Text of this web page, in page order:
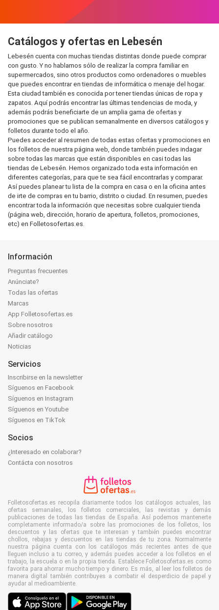
Catálogos y ofertas en Lebesén
Lebesén cuenta con muchas tiendas distintas donde puede comprar
con gusto. Y no hablamos sólo de realizar la compra familiar en
supermercados, sino otros productos como ordenadores o muebles
que puedes encontrar en tiendas de informática o menaje del hogar.
Esta ciudad también es conocida por tener tiendas únicas de ropa y
zapatos. Aquí podrás encontrar las últimas tendencias de moda, y
además podrás beneficiarte de un amplia gama de ofertas y
promociones que se publican semanalmente en diversos catálogos y
folletos durante todo el año.
Puedes acceder al resumen de todas estas ofertas y promociones en
los folletos de nuestra página web, donde también puedes indagar
sobre todas las marcas que están disponibles en casi todas las
tiendas de Lebesén. Hemos organizado toda esta información en
diferentes categorías, para que te sea fácil encontrarlas y comparar.
Así puedes planear tu lista de la compra en casa o en la oficina antes
de irte de compras en tu barrio, distrito o ciudad. En resumen, puedes
encontrar toda la información que necesitas sobre cualquier tienda
(página web, dirección, horario de apertura, folletos, promociones,
etc) en Folletosofertas.es.
Información
Preguntas frecuentes
Anúnciate?
Todas las ofertas
Marcas
App Folletosofertas.es
Sobre nosotros
Añadir catálogo
Noticias
Servicios
Inscribirse en la newsletter
Síguenos en Facebook
Síguenos en Instagram
Síguenos en Youtube
Síguenos en TikTok
Socios
¿Interesado en colaborar?
Contácta con nosotros
Folletosofertas.es recopila diariamente todos los catálogos actuales, las
ofertas semanales, los folletos comerciales, las revistas y demás
publicaciones de todas las tiendas de España. Así podemos mantenerte
completamente informado/a sobre las promociones de los folletos, los
descuentos y las ofertas que te interesan y también puedes encontrar
chollos, rebajas y descuentos en las tiendas de tu zona. Normalmente
nuestra página cuenta con los catálogos más recientes antes de que
lleguen incluso a tu correo, y además puedes acceder a los folletos en el
trabajo, la escuela o en la propia tienda. Establece Folletosofertas.es como
favorita para ahorrar mucho tiempo y dinero. Es más, al leer los folletos de
manera digital también contribuyes a combatir el desperdicio de papel y
ayudar al medioambiente.